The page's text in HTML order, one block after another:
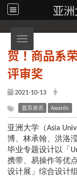
亚
Toggle navigation
贺！商品系
评审奖
2021-10-13
首页资讯 Awards
亚洲大学（Asia
博、林承翰、洪洛
毕业专题设计以「
携带、易操作等优
设计展」综合设计